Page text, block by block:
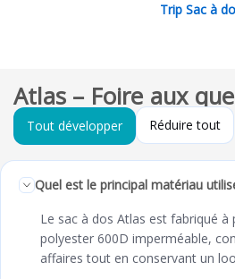
Trip Sac à
Atlas – Foire aux
Tout développer Réduire tout
Quel est le principal matériau
Le sac à dos Atlas est fabriqué à
polyester 600D imperméable,
affaires tout en conservant un